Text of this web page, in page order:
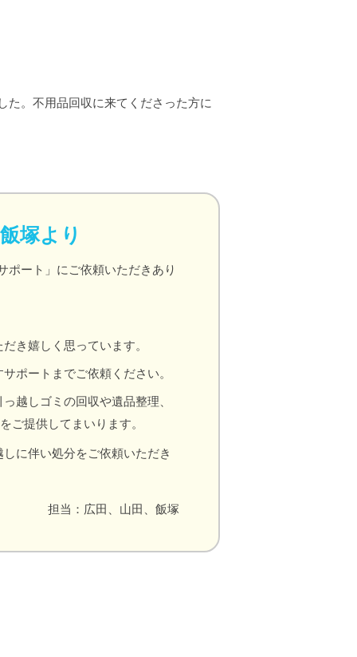
た。不用品回収に来てくださった方に
塚より
ポート」にご依頼いただきあり
き嬉しく思っています。
ポートまでご依頼ください。
越しゴミの回収や遺品整理、
をご提供してまいります。
に伴い処分をご依頼いただき
担当：広田、山田、飯塚